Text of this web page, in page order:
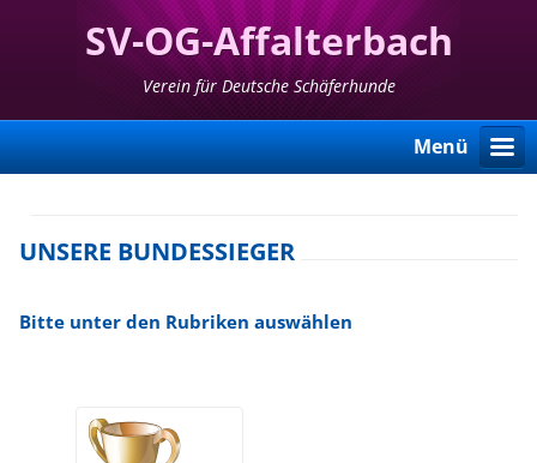
SV-OG-Affalterbach
Verein für Deutsche Schäferhunde
Menü
UNSERE BUNDESSIEGER
Bitte unter den Rubriken auswählen